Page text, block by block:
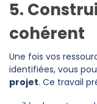
5.
cohérent
Une fois vos
identifiées, vous
projet. Ce travail